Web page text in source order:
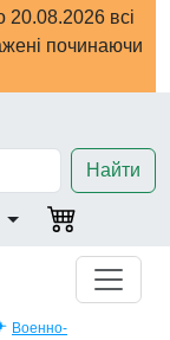
20.08.2026 всі
починаючи
Найти
Военно-